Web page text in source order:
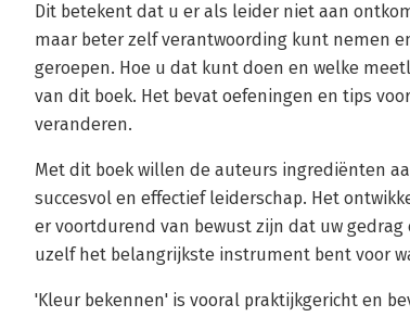
Dit betekent dat u er als leider niet aan
maar beter zelf verantwoording kunt nemen
geroepen. Hoe u dat kunt doen en welke
van dit boek. Het bevat oefeningen en tips
veranderen.
Met dit boek willen de auteurs ingrediënten
succesvol en effectief leiderschap. Het
er voortdurend van bewust zijn dat uw
uzelf het belangrijkste instrument bent voor
'Kleur bekennen' is vooral praktijkgericht en